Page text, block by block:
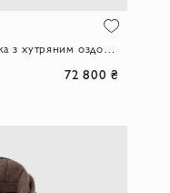
72 800 ₴